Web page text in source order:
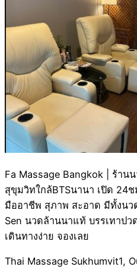
Fa Massage Bangkok | ร้าน
สุขุมวิทใกล้BTSนานา เปิด 24
มืออาชีพ สุภาพ สะอาด มีทั้งน
Sen นวดล้านนาแท้ บรรเทาป
เดินทางง่าย จองเลย
Thai Massage Sukhumvit1,